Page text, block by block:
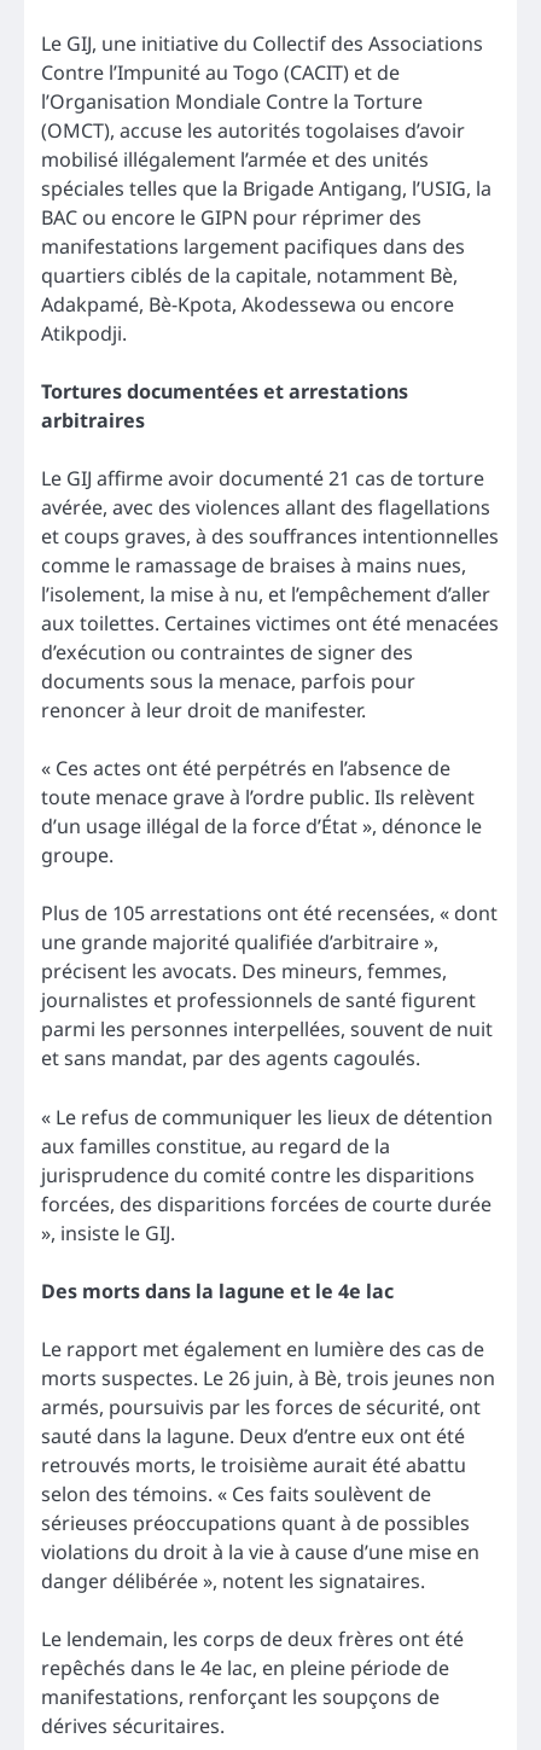
Le GIJ, une initiative du Collectif des Associations
Contre l’Impunité au Togo (CACIT) et de
l’Organisation Mondiale Contre la Torture
(OMCT), accuse les autorités togolaises d’avoir
mobilisé illégalement l’armée et des unités
spéciales telles que la Brigade Antigang, l’USIG, la
BAC ou encore le GIPN pour réprimer des
manifestations largement pacifiques dans des
quartiers ciblés de la capitale, notamment Bè,
Adakpamé, Bè-Kpota, Akodessewa ou encore
Atikpodji.
Tortures documentées et arrestations
arbitraires
Le GIJ affirme avoir documenté 21 cas de torture
avérée, avec des violences allant des flagellations
et coups graves, à des souffrances intentionnelles
comme le ramassage de braises à mains nues,
l’isolement, la mise à nu, et l’empêchement d’aller
aux toilettes. Certaines victimes ont été menacées
d’exécution ou contraintes de signer des
documents sous la menace, parfois pour
renoncer à leur droit de manifester.
« Ces actes ont été perpétrés en l’absence de
toute menace grave à l’ordre public. Ils relèvent
d’un usage illégal de la force d’État », dénonce le
groupe.
Plus de 105 arrestations ont été recensées, « dont
une grande majorité qualifiée d’arbitraire »,
précisent les avocats. Des mineurs, femmes,
journalistes et professionnels de santé figurent
parmi les personnes interpellées, souvent de nuit
et sans mandat, par des agents cagoulés.
« Le refus de communiquer les lieux de détention
aux familles constitue, au regard de la
jurisprudence du comité contre les disparitions
forcées, des disparitions forcées de courte durée
», insiste le GIJ.
Des morts dans la lagune et le 4e lac
Le rapport met également en lumière des cas de
morts suspectes. Le 26 juin, à Bè, trois jeunes non
armés, poursuivis par les forces de sécurité, ont
sauté dans la lagune. Deux d’entre eux ont été
retrouvés morts, le troisième aurait été abattu
selon des témoins. « Ces faits soulèvent de
sérieuses préoccupations quant à de possibles
violations du droit à la vie à cause d’une mise en
danger délibérée », notent les signataires.
Le lendemain, les corps de deux frères ont été
repêchés dans le 4e lac, en pleine période de
manifestations, renforçant les soupçons de
dérives sécuritaires.